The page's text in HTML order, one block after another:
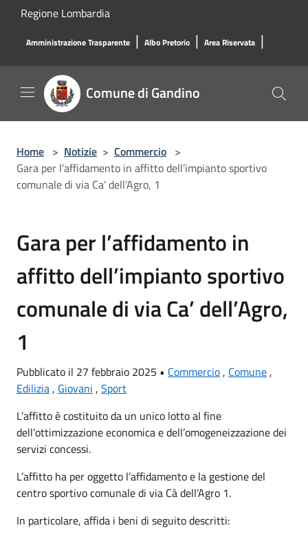
Salta al contenuto principale
Regione Lombardia
Amministrazione Trasparente | Albo Pretorio | Area Riservata |
Comune di Gandino
Home > Notizie > Commercio >
Gara per l’affidamento in affitto dell’impianto sportivo
comunale di via Ca’ dell’Agro, 1
Gara per l’affidamento in
affitto dell’impianto sportivo
comunale di via Ca’ dell’Agro,
1
Pubblicato il 27 febbraio 2025 • Commercio, Comune,
Edilizia, Giovani , Sport
L’affitto è costituito da un unico lotto al fine
dell’ottimizzazione economica e dell’omogeneizzazione dei
servizi concessi.
L’affitto ha per oggetto l’affidamento e la gestione del
centro sportivo comunale di via Cà dell’Agro 1.
In particolare, affida i beni di seguito descritti: